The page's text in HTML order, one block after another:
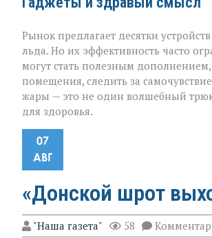
Рынок предлагает десятки
льда. Но их эффективность часто
могут стать полезным
помещения, следить за
жары — это не один волшебный
для здоровья.
07
АВГ
«Донской шрот
"Наша газета" 58